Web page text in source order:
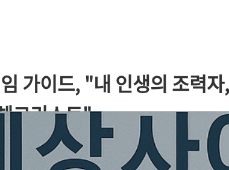
가이드, "내 인생의 조력
크리스트"